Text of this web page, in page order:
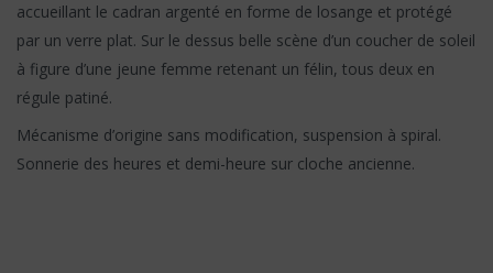
accueillant le cadran argenté en forme de losange et protégé
par un verre plat. Sur le dessus belle scène d’un coucher de soleil
à figure d’une jeune femme retenant un félin, tous deux en
régule patiné.
Mécanisme d’origine sans modification, suspension à spiral.
Sonnerie des heures et demi-heure sur cloche ancienne.